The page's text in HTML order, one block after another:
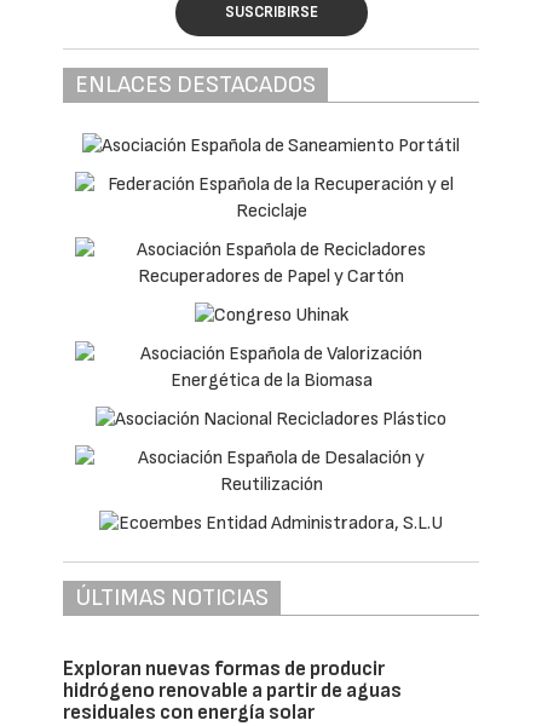
SUSCRIBIRSE
ENLACES DESTACADOS
ÚLTIMAS NOTICIAS
Exploran nuevas formas de producir
hidrógeno renovable a partir de aguas
residuales con energía solar